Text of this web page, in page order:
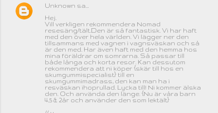
Unknown sa…
Hej.
Vill verkligen rekommendera Nomad
resesäng/tält.Den är så fantastisk. Vi har haft
med den över hela världen. Vi lägger ner den
tillsammans med vagnen i vagnsväskan och så
är den med. Har även haft med den hemma hos
mina föräldrar om somrarna. Så passar till
både långa och korta resor. Kan dessutom
rekommendera att ni köper {skär till hos en
skumgummispecialist} till en
skumgummimadrass, den kan man ha i
resväskan ihoprullad. Lycka till! Ni kommer älska
den. Och använda den länge. {Nu är våra barn
4,5 & 2år och använder den som lektält}